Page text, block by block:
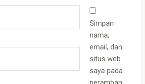
Simpan
nama,
email, dan
situs web
saya pada